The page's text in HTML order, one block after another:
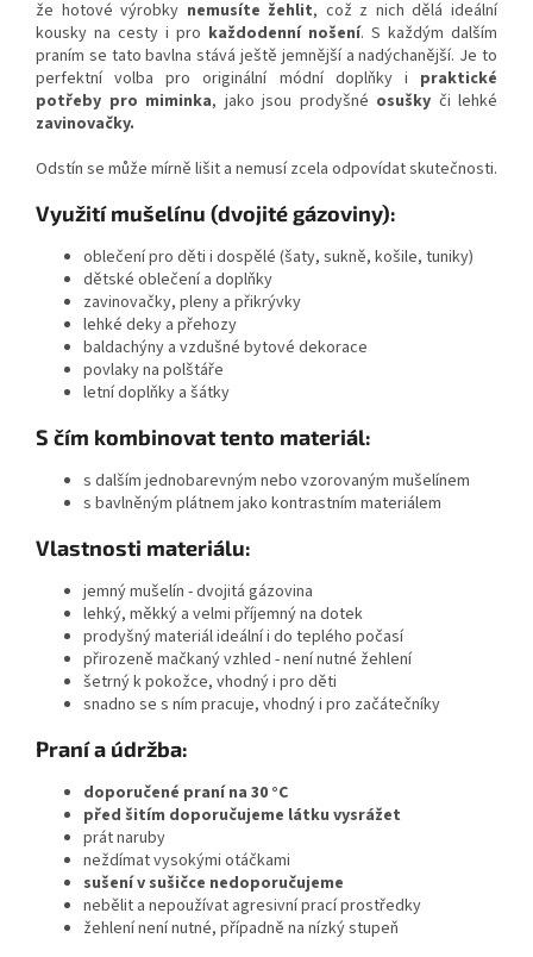
že hotové výrobky nemusíte žehlit, což z nich dělá ideální
kousky na cesty i pro každodenní nošení. S každým dalším
praním se tato bavlna stává ještě jemnější a nadýchanější. Je to
perfektní volba pro originální módní doplňky i praktické
potřeby pro miminka, jako jsou prodyšné osušky či lehké
zavinovačky.
Odstín se může mírně lišit a nemusí zcela odpovídat skutečnosti.
Využití mušelínu (dvojité gázoviny):
oblečení pro děti i dospělé (šaty, sukně, košile, tuniky)
dětské oblečení a doplňky
zavinovačky, pleny a přikrývky
lehké deky a přehozy
baldachýny a vzdušné bytové dekorace
povlaky na polštáře
letní doplňky a šátky
S čím kombinovat tento materiál:
s dalším jednobarevným nebo vzorovaným mušelínem
s bavlněným plátnem jako kontrastním materiálem
Vlastnosti materiálu:
jemný mušelín - dvojitá gázovina
lehký, měkký a velmi příjemný na dotek
prodyšný materiál ideální i do teplého počasí
přirozeně mačkaný vzhled - není nutné žehlení
šetrný k pokožce, vhodný i pro děti
snadno se s ním pracuje, vhodný i pro začátečníky
Praní a údržba:
doporučené praní na 30 °C
před šitím doporučujeme látku vysrážet
prát naruby
neždímat vysokými otáčkami
sušení v sušičce nedoporučujeme
nebělit a nepoužívat agresivní prací prostředky
žehlení není nutné, případně na nízký stupeň